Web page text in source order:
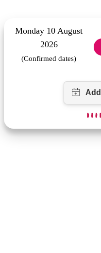
Monday 10 August
2026
(Confirmed dates)